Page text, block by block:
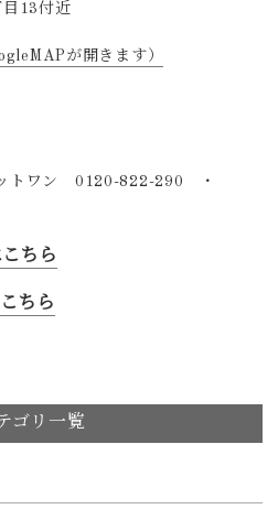
13付近
が開きます）
ットワン 0120-822-290 ・
ちら
ちら
ゴリ一覧